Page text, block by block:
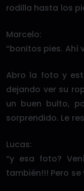
rodilla hasta los
Marcelo:
“bonitos pies. Ahí
Abro la foto y
dejando ver su
un buen bulto,
sorprendido. Le
Lucas:
“y esa foto?
también!!! Pero